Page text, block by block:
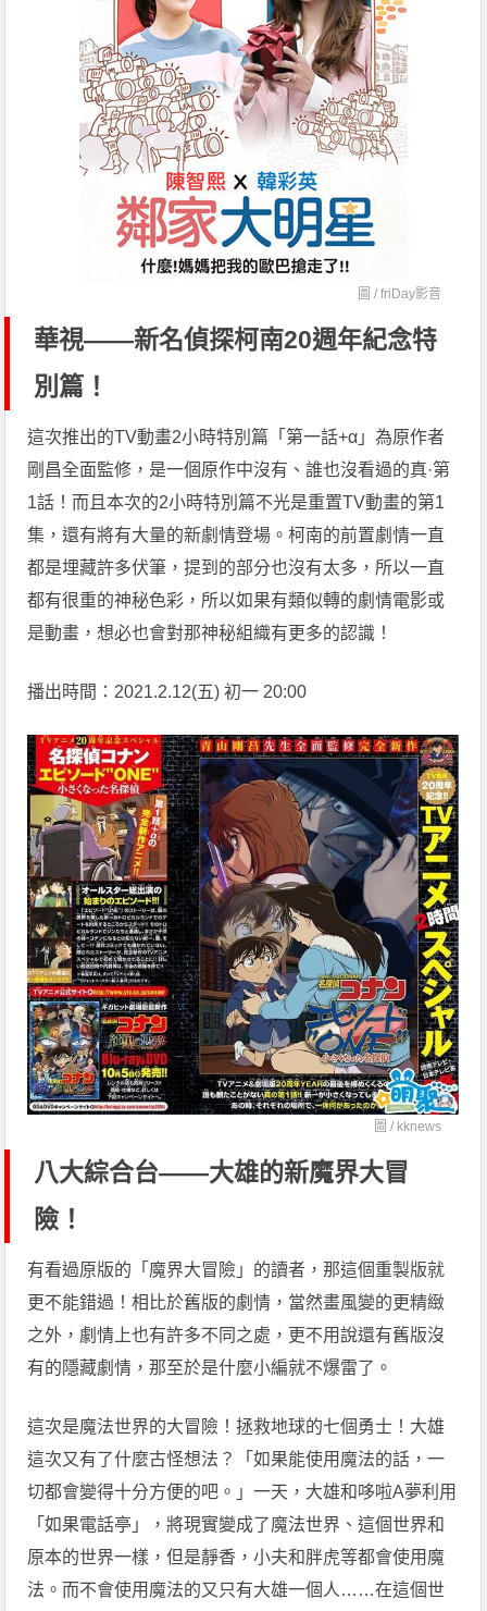
圖 /friDay影音
華視——新名偵探柯南20週年紀念特
別篇！
這次推出的TV動畫2小時特別篇「第一話+α」為原作者
剛昌全面監修，是一個原作中沒有、誰也沒看過的真·第
1話！而且本次的2小時特別篇不光是重置TV動畫的第1
集，還有將有大量的新劇情登場。柯南的前置劇情一直
都是埋藏許多伏筆，提到的部分也沒有太多，所以一直
都有很重的神秘色彩，所以如果有類似轉的劇情電影或
是動畫，想必也會對那神秘組織有更多的認識！
播出時間：2021.2.12(五) 初一 20:00
圖 / kknews
八大綜合台——大雄的新魔界大冒
險！
有看過原版的「魔界大冒險」的讀者，那這個重製版就
更不能錯過！相比於舊版的劇情，當然畫風變的更精緻
之外，劇情上也有許多不同之處，更不用說還有舊版沒
有的隱藏劇情，那至於是什麼小編就不爆雷了。
這次是魔法世界的大冒險！拯救地球的七個勇士！大雄
這次又有了什麼古怪想法？「如果能使用魔法的話，一
切都會變得十分方便的吧。」一天，大雄和哆啦A夢利用
「如果電話亭」，將現實變成了魔法世界、這個世界和
原本的世界一樣，但是靜香，小夫和胖虎等都會使用魔
法。而不會使用魔法的又只有大雄一個人……在這個世